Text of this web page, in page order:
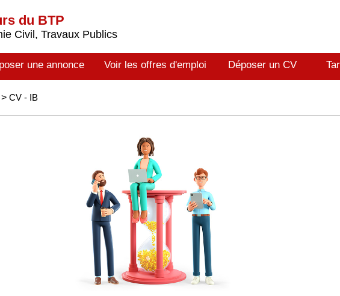
du BTP
Civil, Travaux Publics
une annonce Voir les offres d'emploi Déposer un CV
> CV - IB